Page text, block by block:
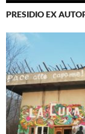
PRESIDIO EX